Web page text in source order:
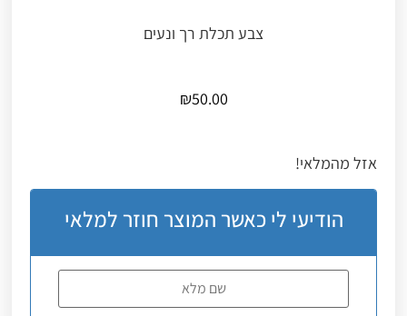
צבע תכלת רך ונעים
₪50.00
אזל מהמלאי!
הודיעי לי כאשר המוצר חוזר למלאי